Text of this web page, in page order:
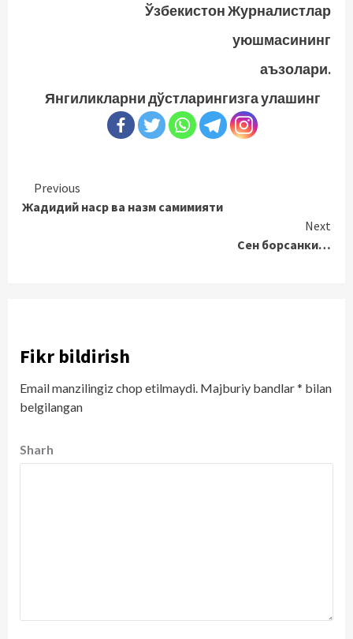
Ўзбекистон Журналистлар
уюшмасининг
аъзолари.
Янгиликларни дўстларингизга улашинг
Continue
Reading
Previous
Жадидий наср ва назм самимияти
Next
Сен борсанки…
Fikr bildirish
Email manzilingiz chop etilmaydi. Majburiy bandlar* bilan
belgilangan
Sharh